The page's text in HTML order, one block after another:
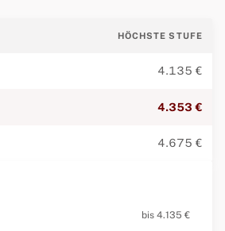
HÖCHSTE STUFE
4.135 €
4.353 €
4.675 €
bis 4.135 €